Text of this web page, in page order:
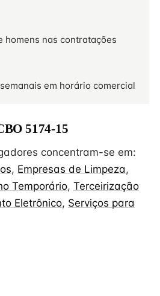
homens nas contratações
em horário comercial
5174-15
concentram-se em:
, Empresas de Limpeza,
Temporário, Terceirização
Eletrônico, Serviços para